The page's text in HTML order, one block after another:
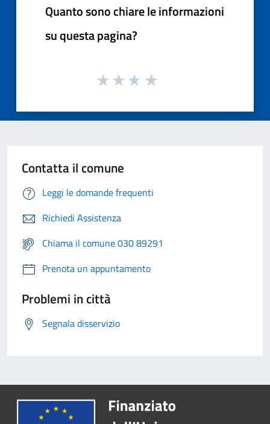
Quanto sono chiare le informazioni
su questa pagina?
Contatta il comune
Leggi le domande frequenti
Richiedi Assistenza
Chiama il comune 030 89291
Prenota un appuntamento
Problemi in città
Segnala disservizio